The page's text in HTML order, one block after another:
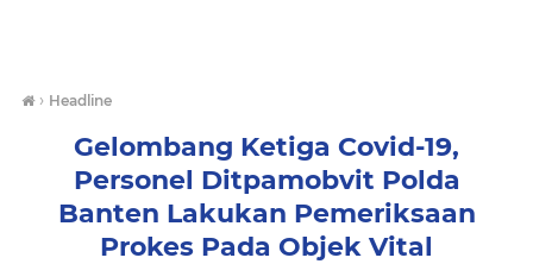
› Headline
Gelombang Ketiga Covid-19,
Personel Ditpamobvit Polda
Banten Lakukan Pemeriksaan
Prokes Pada Objek Vital